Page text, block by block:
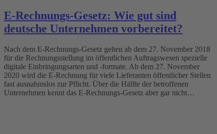
E-Rechnungs-Gesetz: Wie gut sind
deutsche Unternehmen vorbereitet?
Nach dem E-Rechnungs-Gesetz gelten ab dem 27. November 2018
für die Rechnungsstellung im öffentlichen Auftragswesen spezielle
digitale Einbringungsarten und -formate. Ab dem 27. November
2020 wird die E-Rechnung für viele Lieferanten öffentlicher Stellen
fast ausnahmslos zur Pflicht. Über die Hälfte der betroffenen
Unternehmen kennt das E-Rechnungs-Gesetz aber gar nicht…